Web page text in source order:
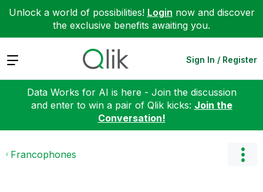
Unlock a world of possibilities! Login now and discover
the exclusive benefits awaiting you.
Expand Sign In / Register
Data Works for AI is here - Join the discussion
and enter to win a pair of Qlik kicks: Join the
Conversation!
Francophones